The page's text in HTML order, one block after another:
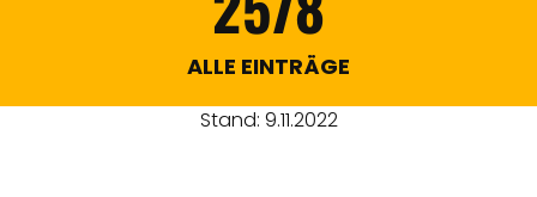
ALLE EINTRÄGE
Stand: 9.11.2022